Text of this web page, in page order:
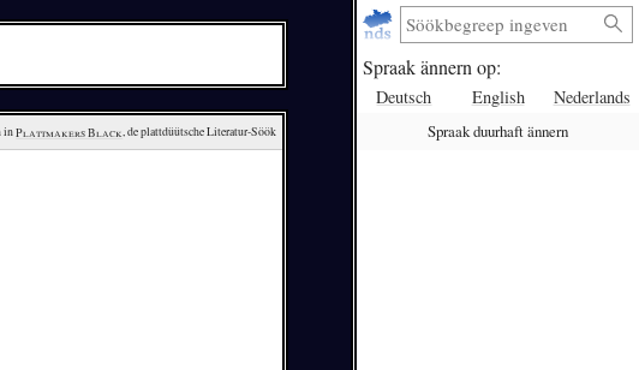
Spraak ännern op:
Deutsch English Nederlands
Spraak duurhaft ännern
in Plattmakers Black, de plattdüütsche Literatur-Söök